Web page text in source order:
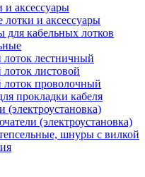
и аксессуары
лотки и аксессуары
для кабельных лотков
лестничный
листовой
проволочный
прокладки кабеля
(электроустановка)
(электроустановка)
шнуры с вилкой